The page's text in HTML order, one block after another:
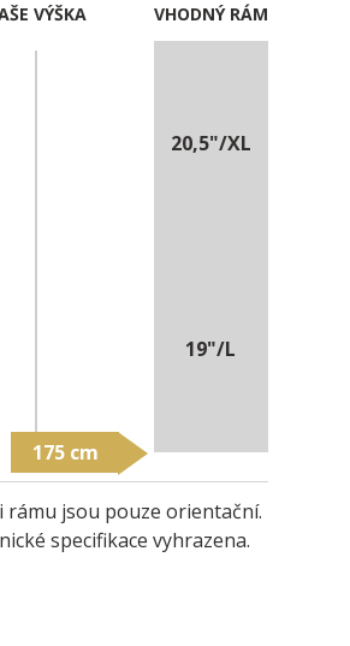
VÝŠKA VHODNÝ RÁM
20,5"/XL
19"/L
jsou pouze orientační.
specifikace vyhrazena.